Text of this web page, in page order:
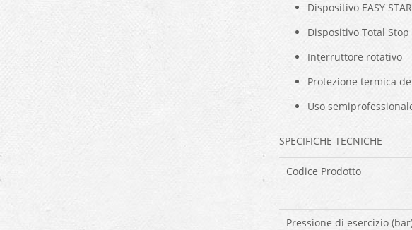
Dispositivo EASY
Dispositivo Total Stop
Interruttore rotativo
Protezione termica
Uso
SPECIFICHE TECNICHE
Codice Prodotto
Pressione di esercizio